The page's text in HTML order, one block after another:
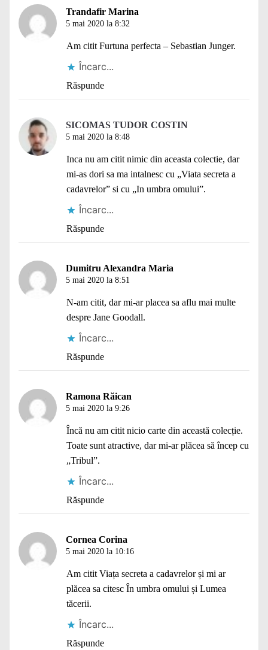
Trandafir Marina
5 mai 2020 la 8:32
Am citit Furtuna perfecta – Sebastian Junger.
Încarc...
Răspunde
SICOMAS TUDOR COSTIN
5 mai 2020 la 8:48
Inca nu am citit nimic din aceasta colectie, dar
mi-as dori sa ma intalnesc cu „Viata secreta a
cadavrelor” si cu „In umbra omului”.
Încarc...
Răspunde
Dumitru Alexandra Maria
5 mai 2020 la 8:51
N-am citit, dar mi-ar placea sa aflu mai multe
despre Jane Goodall.
Încarc...
Răspunde
Ramona Răican
5 mai 2020 la 9:26
Încă nu am citit nicio carte din această colecție.
Toate sunt atractive, dar mi-ar plăcea să încep cu
„Tribul”.
Încarc...
Răspunde
Cornea Corina
5 mai 2020 la 10:16
Am citit Viața secreta a cadavrelor și mi ar
plăcea sa citesc În umbra omului și Lumea
tăcerii.
Încarc...
Răspunde